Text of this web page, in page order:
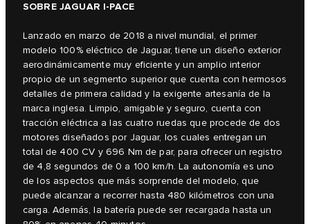
SOBRE JAGUAR I‑PACE
Lanzado en marzo de 2018 a nivel mundial, el primer
modelo 100% eléctrico de Jaguar, tiene un diseño exterior
aerodinámicamente muy eficiente y un amplio interior
propio de un segmento superior que cuenta con hermosos
detalles de primera calidad y la exigente artesanía de la
marca inglesa. Limpio, amigable y seguro, cuenta con
tracción eléctrica a las cuatro ruedas que procede de dos
motores diseñados por Jaguar, los cuales entregan un
total de 400 CV y 696 Nm de par, para ofrecer un registro
de 4,8 segundos de 0 a 100 km/h. La autonomía es uno
de los aspectos que más sorprende del modelo, que
puede alcanzar a recorrer hasta 480 kilómetros con una
carga. Además, la batería puede ser recargada hasta un